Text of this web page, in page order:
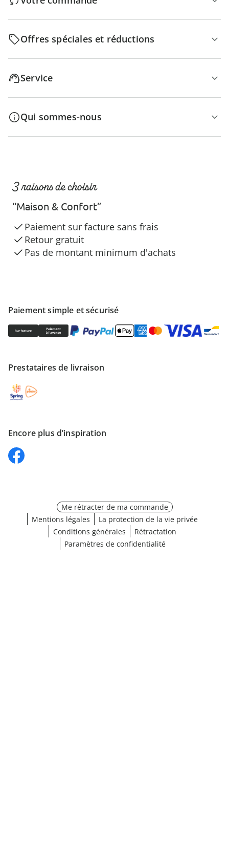
Offres spéciales et réductions
Service
Qui sommes-nous
Paiement simple et sécurisé
Prestataires de livraison
Encore plus d’inspiration
3 raisons de choisir
“Maison & Confort”
Paiement sur facture sans frais
Retour gratuit
Pas de montant minimum d'achats
Me rétracter de ma commande
Mentions légales
La protection de la vie privée
Conditions générales
Rétractation
Paramètres de confidentialité